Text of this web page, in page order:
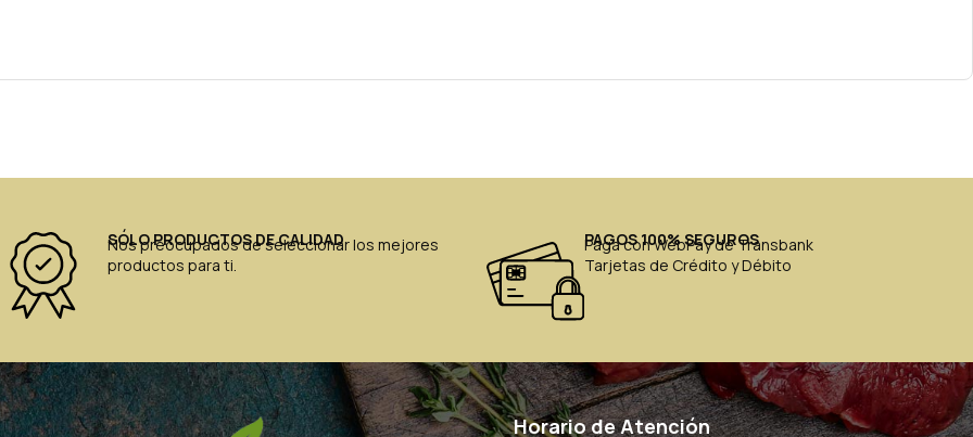
SÓLO PRODUCTOS DE CALIDAD
Nos preocupados de seleccionar los mejores
productos para ti.
PAGOS 100% SEGUROS
Paga con WebPay de Transbank
Tarjetas de Crédito y Débito
Horario de Atención